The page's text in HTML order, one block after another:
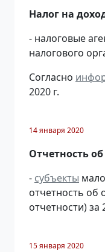
Налог на
- налоговые
налогового
Согласно
2020 г.
14 января 2020
Отчетность
- субъекты
отчетность об
отчетности) за
15 января 2020